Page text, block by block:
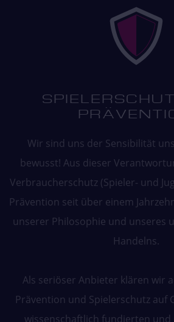
Wir sind uns der Sensibilität
bewusst! Aus dieser
Verbraucherschutz (Spieler- und
Prävention seit über einem
unserer Philosophie und unseres
Handelns.
Als seriöser Anbieter klären wir
Prävention und Spielerschutz auf
wissenschaftlich fundierten